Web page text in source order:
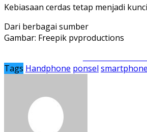
Kebiasaan cerdas tetap menjadi
Dari berbagai sumber
Gambar: Freepik pvproductions
Tags Handphone ponsel smartphone